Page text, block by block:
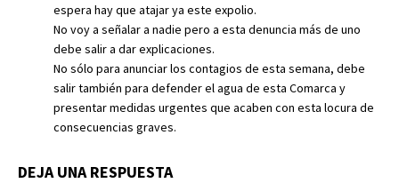
espera hay que atajar ya este expolio.
No voy a señalar a nadie pero a esta denuncia más de uno
debe salir a dar explicaciones.
No sólo para anunciar los contagios de esta semana, debe
salir también para defender el agua de esta Comarca y
presentar medidas urgentes que acaben con esta locura de
consecuencias graves.
DEJA UNA RESPUESTA